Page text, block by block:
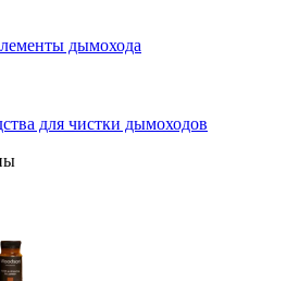
дымохода
для чистки дымоходов